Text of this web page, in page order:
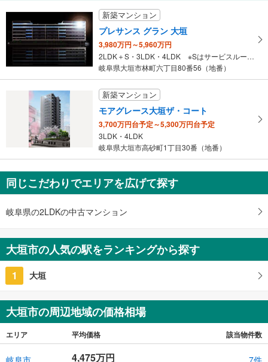
新築マンション
プレサンス グラン 大垣
3,980万円～5,960万円
2LDK＋S・3LDK・4LDK ※Sはサービスルーム（納戸）です。
岐阜県大垣市林町六丁目80番56（地番）
新築マンション
モアグレース大垣ザ・コート
3,700万円台予定～5,300万円台予定
3LDK・4LDK
岐阜県大垣市高砂町1丁目30番（地番）
同じこだわりでエリアを広げて探す
岐阜県の2LDKの中古マンション
大垣市の人気の駅をランキングから探す
1 大垣
大垣市の周辺地域の価格相場
エリア 平均価格 該当物件数
4,475万円